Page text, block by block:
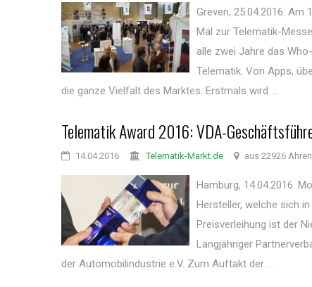
Greven, 25.04.2016.
Mal zur Telematik-
alle zwei Jahre das
Telematik. Von Apps,
die ganze Vielfalt des Marktes. Erstmals wird ...
Telematik Award 2016: VDA-
14.04.2016 Telematik-Markt.de aus 22926
Hamburg, 14.04.2016.
Hersteller, welche sich
Preisverleihung ist der
Langjähriger
der Automobilindustrie e.V. Zum Auftakt der ...